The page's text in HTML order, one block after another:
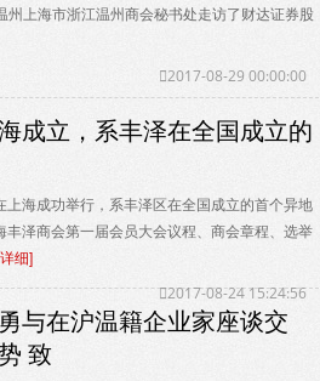
上海市浙江温州商会秘书处走访了财达证券股
2017-08-29 00:00:00
成立，系丰泽在全国成立的
上海成功举行，系丰泽区在全国成立的首个异地
泽商会第一届会员大会议程、商会章程、选举
细]
2017-08-24 15:24:56
与在沪温籍企业家座谈交
致